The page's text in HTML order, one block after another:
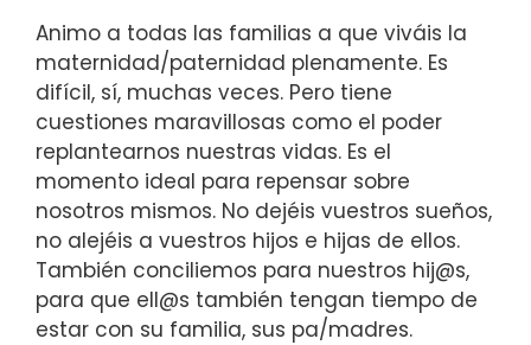
Animo a todas las familias a que viváis la
maternidad/paternidad plenamente. Es
difícil, sí, muchas veces. Pero tiene
cuestiones maravillosas como el poder
replantearnos nuestras vidas. Es el
momento ideal para repensar sobre
nosotros mismos. No dejéis vuestros sueños,
no alejéis a vuestros hijos e hijas de ellos.
También conciliemos para nuestros hij@s,
para que ell@s también tengan tiempo de
estar con su familia, sus pa/madres.